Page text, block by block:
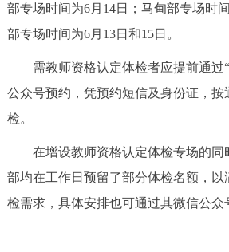
政务服务
便民服务 利企服务
部专场时间为6月14日；马甸部专场时
部专场时间为6月13日和15日。
需教师资格认定体检者应提前通过“
公众号预约，凭预约短信及身份证，按
检。
在增设教师资格认定体检专场的同
部均在工作日预留了部分体检名额，以
检需求，具体安排也可通过其微信公众